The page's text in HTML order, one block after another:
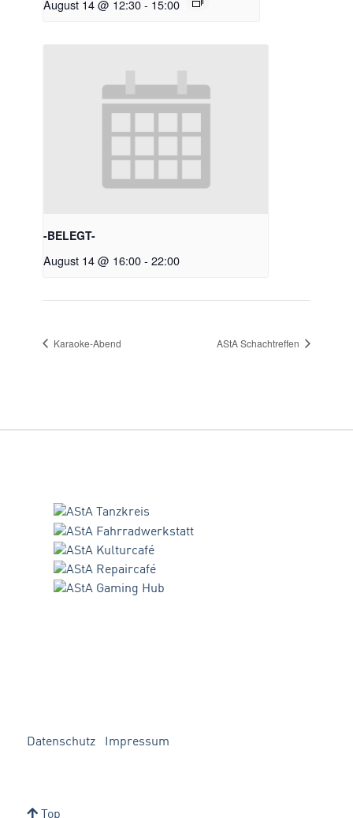
August 14 @ 12:30- 15:00
-BELEGT-
August 14 @ 16:00- 22:00
Karaoke-Abend AStA Schachtreffen
Datenschutz Impressum
Top